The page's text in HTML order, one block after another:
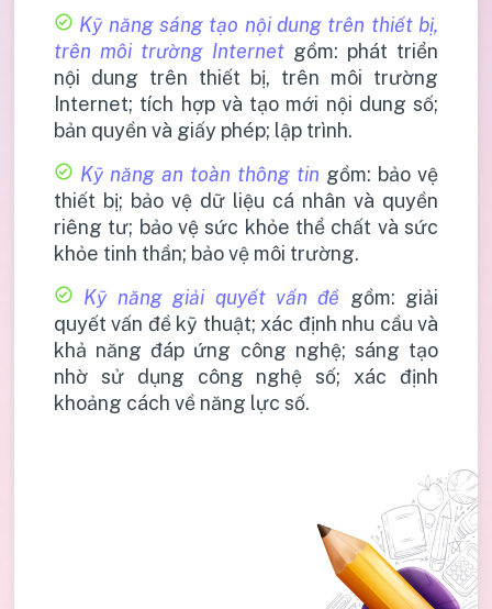
Kỹ năng sáng tạo nội dung trên thiết bị,
trên môi trường Internet gồm: phát triển
nội dung trên thiết bị, trên môi trường
Internet; tích hợp và tạo mới nội dung số;
bản quyền và giấy phép; lập trình.
Kỹ năng an toàn thông tin gồm: bảo vệ
thiết bị; bảo vệ dữ liệu cá nhân và quyền
riêng tư; bảo vệ sức khỏe thể chất và sức
khỏe tinh thần; bảo vệ môi trường.
Kỹ năng giải quyết vấn đề gồm: giải
quyết vấn đề kỹ thuật; xác định nhu cầu và
khả năng đáp ứng công nghệ; sáng tạo
nhờ sử dụng công nghệ số; xác định
khoảng cách về năng lực số.